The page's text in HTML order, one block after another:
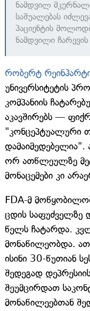
ნამდვილ
საშუალებას
პაციენტის
ნამდვილი
რობერტ
უნივერსიტეტის
კომპანიის
აკავშირებს —
"კონცეპტუალური
დამაიმედებელია".
ორ ათწლეულზე
მონაცემები კი
FDA-მ
ცდის საფუძველზე
წელს ჩატარდა.
მონაწილეობდა.
ისინი 30-წუთიან
შედეგად
შეუმცირდათ
მონაწილეებთან